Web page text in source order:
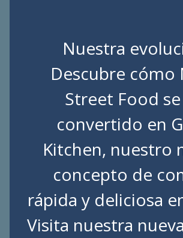
Nuestra
Descubre cómo
Street Food
convertido en
Kitchen, nuestro
concepto de
rápida y deliciosa
Visita nuestra